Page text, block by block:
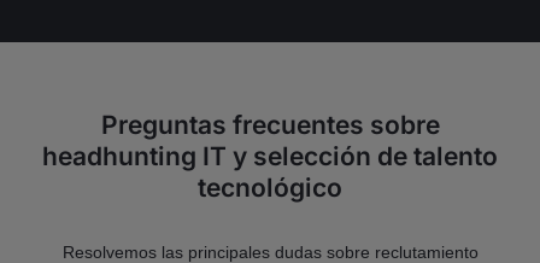
Preguntas frecuentes sobre
headhunting IT y selección de talento
tecnológico
Resolvemos las principales dudas sobre reclutamiento